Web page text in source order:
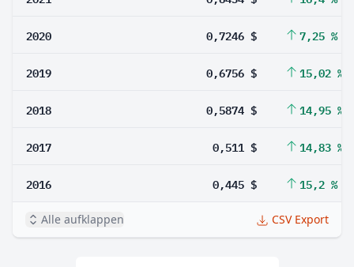
2020 0,7246 $ 7,25 %
2019 0,6756 $ 15,02 %
2018 0,5874 $ 14,95 %
2017 0,511 $ 14,83 %
2016 0,445 $ 15,2 %
Alle aufklappen CSV Export